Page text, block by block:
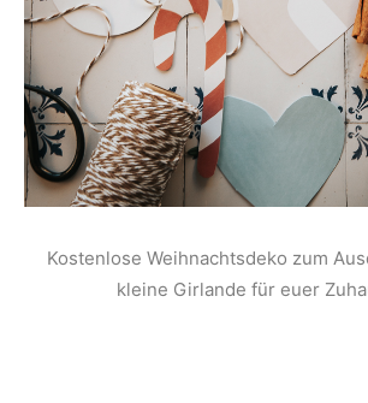
Kostenlose Weihnachtsdeko zum
kleine Girlande für euer